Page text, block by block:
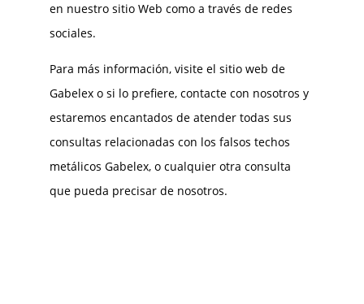
en nuestro sitio Web como a través de redes
sociales.
Para más información, visite el sitio web de
Gabelex o si lo prefiere, contacte con nosotros y
estaremos encantados de atender todas sus
consultas relacionadas con los falsos techos
metálicos Gabelex, o cualquier otra consulta
que pueda precisar de nosotros.